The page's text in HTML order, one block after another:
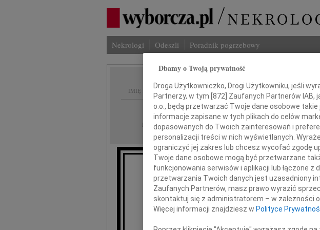
Nekrologi Odeszli Poradnik pogrzebowy
IMIĘ I NAZWISKO:
REGION: Warszawa
DATA EMISJI: 26.04.2010
Drogiemu Koledze
Markowi Marzec
Dbamy o Twoją prywatność
Droga Użytkowniczko, Drogi Użytkowniku, jeśli
Partnerzy, w tym [872] Zaufanych Partnerów IAB,
o.o., będą przetwarzać Twoje dane osobowe
informacje zapisane w tych plikach do celów
dopasowanych do Twoich zainteresowań i
personalizacji treści w nich wyświetlanych.
ograniczyć jej zakres lub chcesz wycofać zgodę
Twoje dane osobowe mogą być przetwarzane
funkcjonowania serwisów i aplikacji lub łączone z
przetwarzania Twoich danych jest uzasadniony
Zaufanych Partnerów, masz prawo wyrazić
skontaktuj się z administratorem – w zależności
Więcej informacji znajdziesz w Polityce